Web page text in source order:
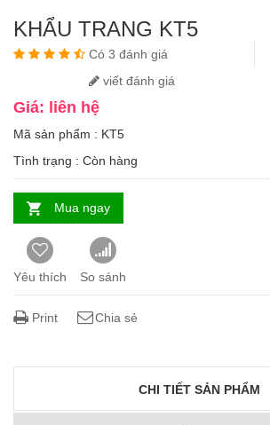
KHẨU TRANG KT5
Có 3 đánh giá
viết đánh giá
Giá: liên hệ
Mã sản phẩm : KT5
Tình trạng : Còn hàng
Mua ngay
Yêu thích So sánh
Print Chia sẻ
CHI TIẾT SẢN PHẨM